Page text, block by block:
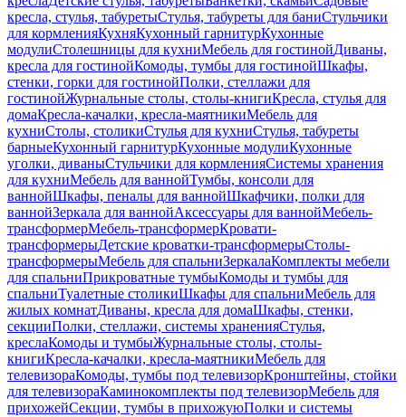
кресла, стулья, табуретыСтулья, табуреты для баниСтульчики
для кормленияКухняКухонный гарнитурКухонные
модулиСтолешницы для кухниМебель для гостинойДиваны,
кресла для гостинойКомоды, тумбы для гостинойШкафы,
стенки, горки для гостинойПолки, стеллажи для
гостинойЖурнальные столы, столы-книгиКресла, стулья для
домаКресла-качалки, кресла-маятникиМебель для
кухниСтолы, столикиСтулья для кухниСтулья, табуреты
барныеКухонный гарнитурКухонные модулиКухонные
уголки, диваныСтульчики для кормленияСистемы хранения
для кухниМебель для ваннойТумбы, консоли для
ваннойШкафы, пеналы для ваннойШкафчики, полки для
ваннойЗеркала для ваннойАксессуары для ваннойМебель-
трансформерМебель-трансформерКровати-
трансформерыДетские кроватки-трансформерыСтолы-
трансформерыМебель для спальниЗеркалаКомплекты мебели
для спальниПрикроватные тумбыКомоды и тумбы для
спальниТуалетные столикиШкафы для спальниМебель для
жилых комнатДиваны, кресла для домаШкафы, стенки,
секцииПолки, стеллажи, системы храненияСтулья,
креслаКомоды и тумбыЖурнальные столы, столы-
книгиКресла-качалки, кресла-маятникиМебель для
телевизораКомоды, тумбы под телевизорКронштейны, стойки
для телевизораКаминокомплекты под телевизорМебель для
прихожейСекции, тумбы в прихожуюПолки и системы